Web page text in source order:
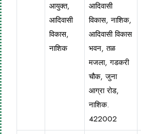
आयुक्त,
आदिवासी
विकास,
नाशिक
आदिवासी
विकास, नाशिक,
आदिवासी विकास
भवन, तळ
मजला, गडकरी
चौक, जुना
आग्रा रोड,
नाशिक.
422002